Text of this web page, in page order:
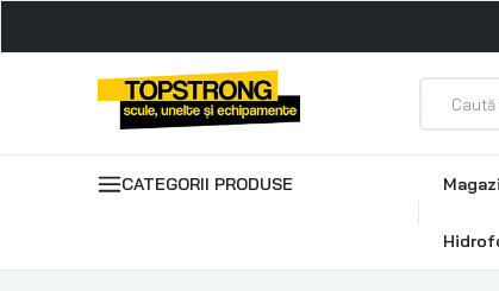
CATEGORII PRODUSE